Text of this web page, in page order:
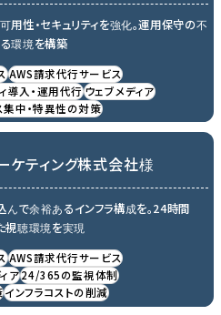
用性・セキュリティを強化。運用保守の不
環境を構築
AWS請求代行サービス
導入・運用代行ウェブメディア
集中・特異性の対策
ケティング株式会社様
で余裕あるインフラ構成を。24時間
視聴環境を実現
AWS請求代行サービス
ア24/365の監視体制
インフラコストの削減